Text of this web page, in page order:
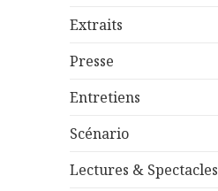
Extraits
Presse
Entretiens
Scénario
Lectures & Spectacles